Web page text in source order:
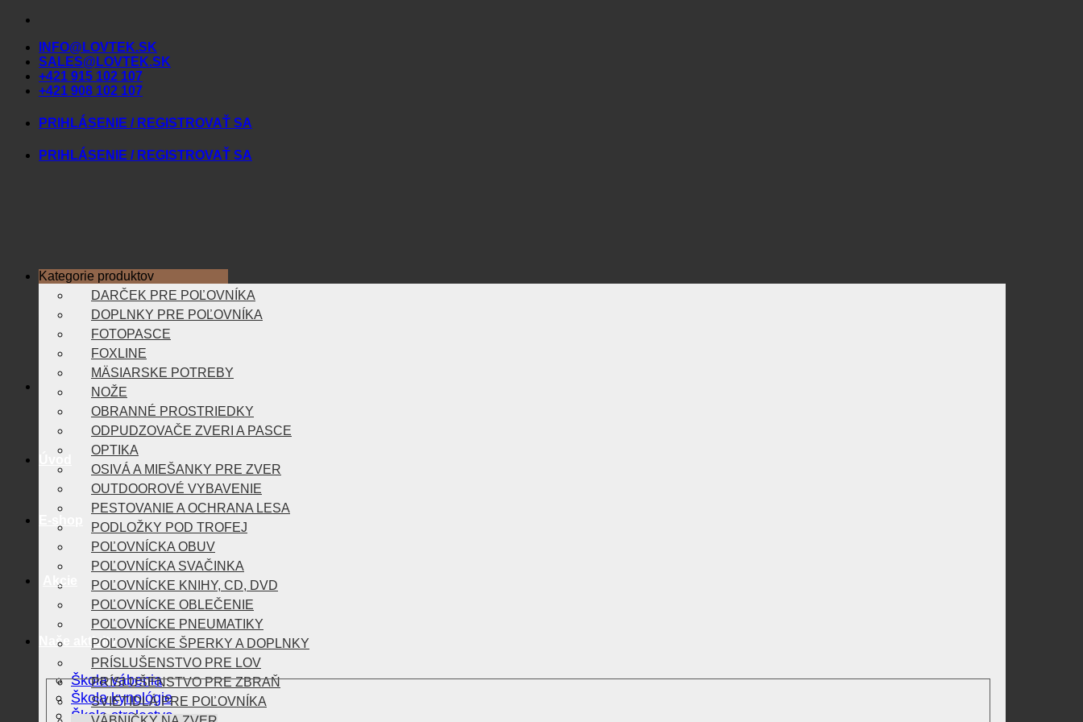
Skip
contentINFO@LOVTEK.SK
SALES@LOVTEK.SK
+421 915 102 107
+421 908 102 107
PRIHLÁSENIE / REGISTROVAŤ SA
PRIHLÁSENIE / REGISTROVAŤ SA
Akcie
Naše aktivity
Škola vábenia
Škola kynológie
Škola strelectva
Kategorie produktov
DARČEK PRE POĽOVNÍKA
DOPLNKY PRE POĽOVNÍKA
FOTOPASCE
FOXLINE
MÄSIARSKE POTREBY
NOŽE
OBRANNÉ PROSTRIEDKY
ODPUDZOVAČE ZVERI A PASCE
OPTIKA
OSIVÁ A MIEŠANKY PRE ZVER
OUTDOOROVÉ VYBAVENIE
PESTOVANIE A OCHRANA LESA
PODLOŽKY POD TROFEJ
POĽOVNÍCKA OBUV
POĽOVNÍCKA SVAČINKA
POĽOVNÍCKE KNIHY, CD, DVD
POĽOVNÍCKE OBLEČENIE
POĽOVNÍCKE PNEUMATIKY
POĽOVNÍCKE ŠPERKY A DOPLNKY
PRÍSLUŠENSTVO PRE LOV
PRÍSLUŠENSTVO PRE ZBRAŇ
SVIETIDLÁ PRE POĽOVNÍKA